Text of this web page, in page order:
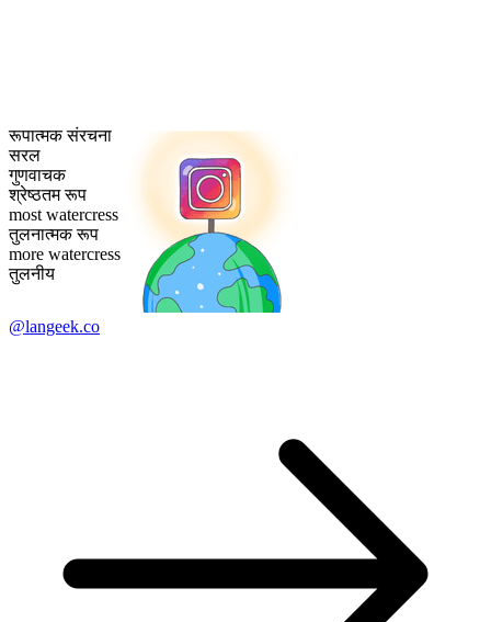
रूपात्मक संरचना
सरल
गुणवाचक
श्रेष्ठतम रूप
most watercress
तुलनात्मक रूप
more watercress
तुलनीय
@langeek.co